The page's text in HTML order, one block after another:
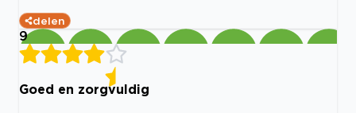
delen
9
Goed en zorgvuldig